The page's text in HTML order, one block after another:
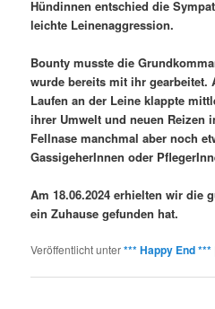
Hündinnen entschied die
leichte Leinenaggression.
Bounty musste die
wurde bereits mit ihr gearbeitet.
Laufen an der Leine klappte
ihrer Umwelt und neuen Reizen
Fellnase manchmal aber noch
GassigeherInnen oder
Am 18.06.2024 erhielten wir die
ein Zuhause gefunden hat.
Veröffentlicht unter*** Happy End ***